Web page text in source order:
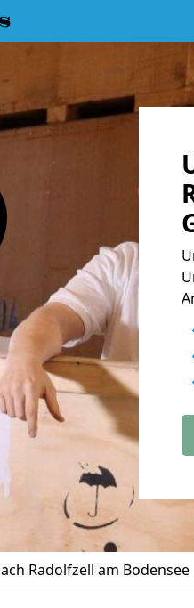
Radolfzell am Bodensee